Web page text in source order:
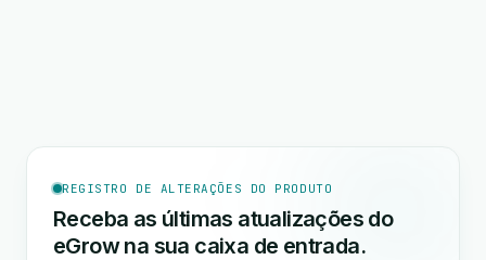
REGISTRO DE ALTERAÇÕES DO PRODUTO
Receba as últimas atualizações do
eGrow na sua caixa de entrada.